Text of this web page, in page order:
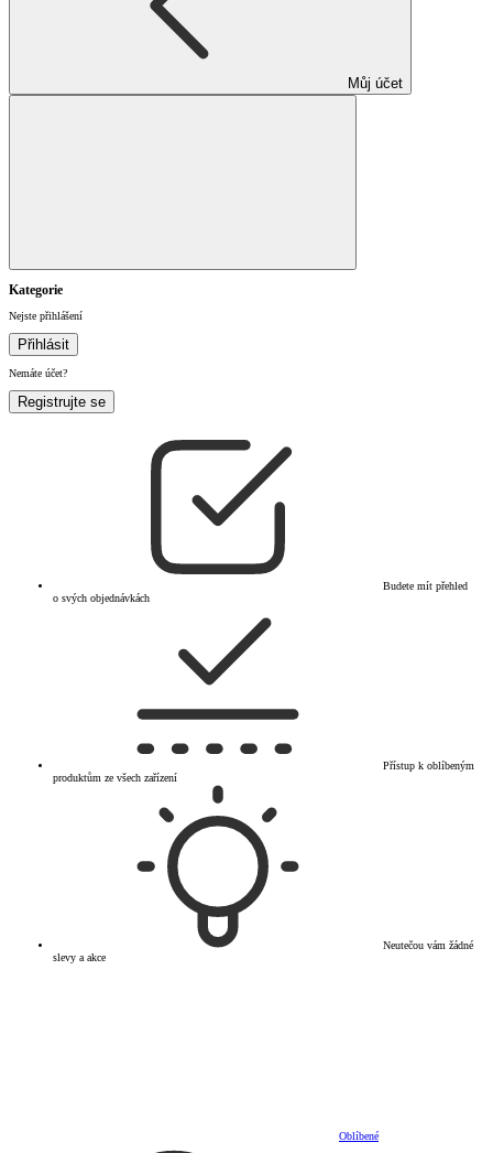
Můj účet
Kategorie
Nejste přihlášení
Přihlásit
Nemáte účet?
Registrujte se
Budete mít přehled
o svých objednávkách
Přístup k oblíbeným
produktům ze všech zařízení
Neutečou vám žádné
slevy a akce
Oblíbené